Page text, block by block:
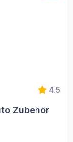
4.5
Zubehör